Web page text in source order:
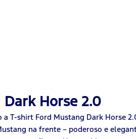
Horse 2.0
a T-shirt Ford Mustang Dark Horse
na frente – poderoso e